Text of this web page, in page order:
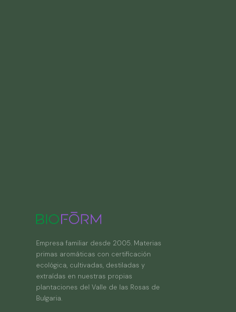
Empresa familiar desde 2005. Materias
primas aromáticas con certificación
ecológica, cultivadas, destiladas y
extraídas en nuestras propias
plantaciones del Valle de las Rosas de
Bulgaria.